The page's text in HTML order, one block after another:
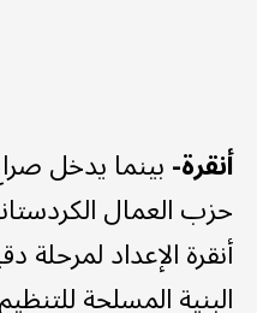
أنقرة-بينما يدخل
حزب العمال
أنقرة الإعداد
البنية المسلحة